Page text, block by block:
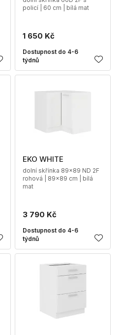
policí | 60 cm | bílá mat
1 650 Kč
Dostupnost do 4-6
týdnů
EKO WHITE
dolní skřínka 89x89 ND 2F
rohová | 89x89 cm | bílá
mat
3 790 Kč
Dostupnost do 4-6
týdnů